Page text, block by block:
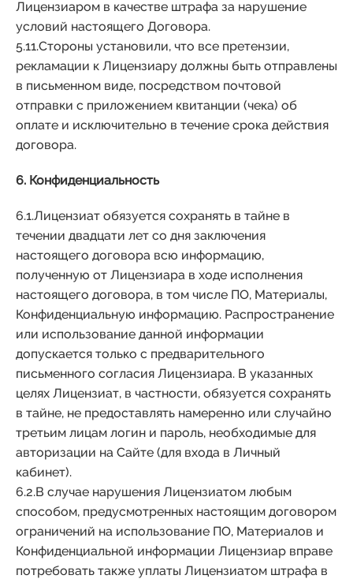
Лицензиаром в качестве штрафа за нарушение
условий настоящего Договора.
5.11.Стороны установили, что все претензии,
рекламации к Лицензиару должны быть отправлены
в письменном виде, посредством почтовой
отправки с приложением квитанции (чека) об
оплате и исключительно в течение срока действия
договора.
6. Конфиденциальность
6.1.Лицензиат обязуется сохранять в тайне в
течении двадцати лет со дня заключения
настоящего договора всю информацию,
полученную от Лицензиара в ходе исполнения
настоящего договора, в том числе ПО, Материалы,
Конфиденциальную информацию. Распространение
или использование данной информации
допускается только с предварительного
письменного согласия Лицензиара. В указанных
целях Лицензиат, в частности, обязуется сохранять
в тайне, не предоставлять намеренно или случайно
третьим лицам логин и пароль, необходимые для
авторизации на Сайте (для входа в Личный
кабинет).
6.2.В случае нарушения Лицензиатом любым
способом, предусмотренных настоящим договором
ограничений на использование ПО, Материалов и
Конфиденциальной информации Лицензиар вправе
потребовать также уплаты Лицензиатом штрафа в